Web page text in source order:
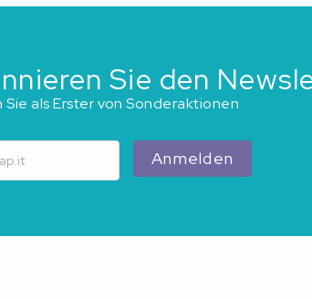
Sie den
Sie als Erster von Sonderaktionen
Anmelden